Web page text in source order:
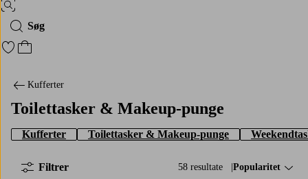
Billedsøgning
Søg
Gå til favoritmarkerede produkter
Gå til indkøbskurven
Kufferter
Toilettasker & Makeup-punge
Kufferter Toilettasker & Makeup-punge
58 resultate Sorter efter:
Popularitet
Filtrer